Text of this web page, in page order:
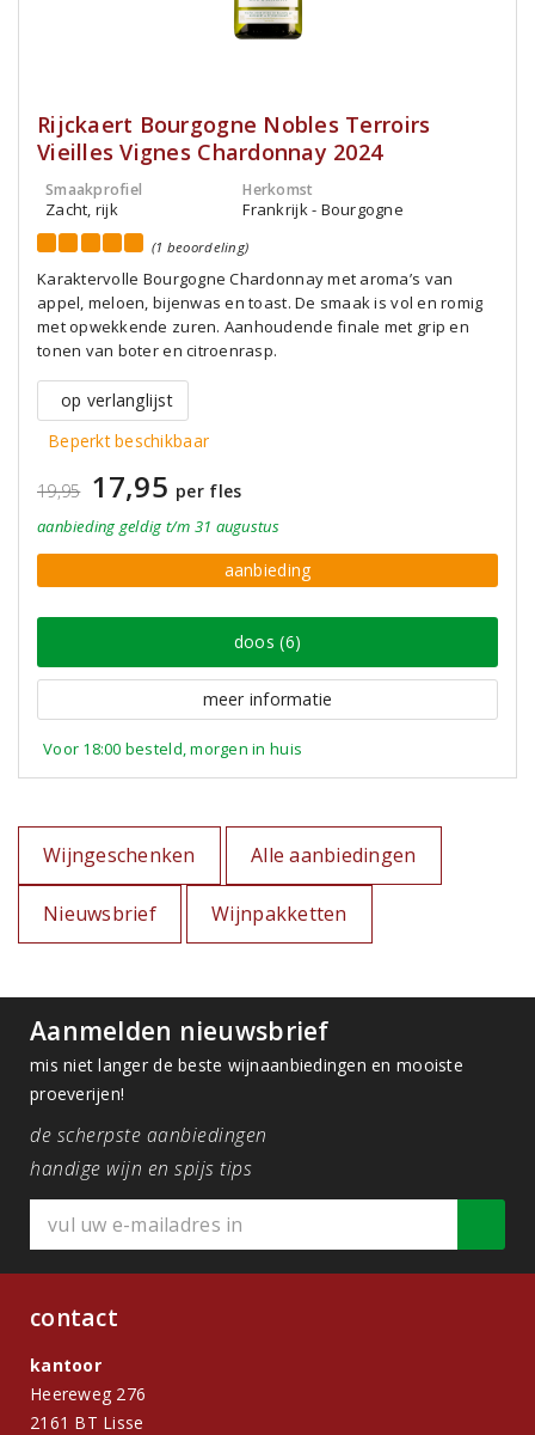
Rijckaert Bourgogne Nobles Terroirs
Vieilles Vignes Chardonnay 2024
Smaakprofiel
Zacht, rijk
Herkomst
Frankrijk - Bourgogne
(1 beoordeling)
Karaktervolle Bourgogne Chardonnay met aroma’s van
appel, meloen, bijenwas en toast. De smaak is vol en romig
met opwekkende zuren. Aanhoudende finale met grip en
tonen van boter en citroenrasp.
op verlanglijst
Beperkt beschikbaar
19,95 17,95 per fles
aanbieding geldig t/m 31 augustus
aanbieding
doos (6)
meer informatie
Voor 18:00 besteld, morgen in huis
Wijngeschenken Alle aanbiedingen
Nieuwsbrief Wijnpakketten
Aanmelden nieuwsbrief
mis niet langer de beste wijnaanbiedingen en mooiste
proeverijen!
de scherpste aanbiedingen
handige wijn en spijs tips
contact
kantoor
Heereweg 276
2161 BT Lisse